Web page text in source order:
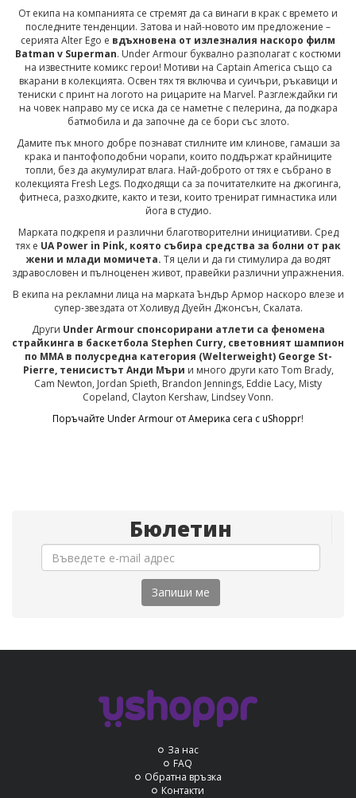
От екипа на компанията се стремят да са винаги в крак с времето и
последните тенденции. Затова и най-новото им предложение –
серията Alter Ego е вдъхновена от излезналия наскоро филм
Batman v Superman. Under Armour буквално разполагат с костюми
на известните комикс герои! Мотиви на Captain America също са
вкарани в колекцията. Освен тях тя включва и суичъри, ръкавици и
тениски с принт на логото на рицарите на Marvel. Разглеждайки ги
на човек направо му се иска да се наметне с пелерина, да подкара
батмобила и да започне да се бори със злото.
Дамите пък много добре познават стилните им клинове, гамаши за
крака и пантофоподобни чорапи, които поддържат крайниците
топли, без да акумулират влага. Най-доброто от тях е събрано в
колекцията Fresh Legs. Подходящи са за почитателките на джогинга,
фитнеса, разходките, както и тези, които тренират гимнастика или
йога в студио.
Марката подкрепя и различни благотворителни инициативи. Сред
тях е UA Power in Pink, която събира средства за болни от рак
жени и млади момичета. Тя цели и да ги стимулира да водят
здравословен и пълноценен живот, правейки различни упражнения.
В екипа на рекламни лица на марката Ъндър Армор наскоро влезе и
супер-звездата от Холивуд Дуейн Джонсън, Скалата.
Други Under Armour спонсорирани атлети са феномена
страйкинга в баскетбола Stephen Curry, световният шампион
по ММА в полусредна категория (Welterweight) George St-
Pierre, тенисистът Анди Мъри и много други като Tom Brady,
Cam Newton, Jordan Spieth, Brandon Jennings, Eddie Lacy, Misty
Copeland, Clayton Kershaw, Lindsey Vonn.
Поръчайте Under Armour от Америка сега с uShoppr!
Бюлетин
Запиши ме
За нас
FAQ
Обратна връзка
Контакти